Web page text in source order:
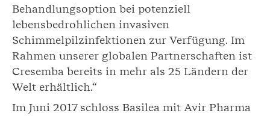
Behandlungsoption bei potenziell
lebensbedrohlichen invasiven
Schimmelpilzinfektionen zur Verfügung. Im
Rahmen unserer globalen Partnerschaften ist
Cresemba bereits in mehr als 25 Ländern der
Welt erhältlich.“
Im Juni 2017 schloss Basilea mit Avir Pharma